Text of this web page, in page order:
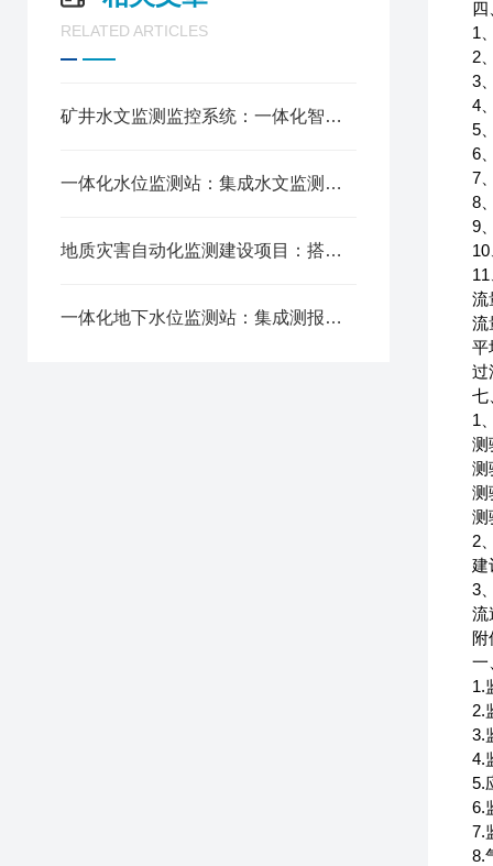
RELATED ARTICLES
矿井水文监测监控系统：一体化智能管控，筑牢矿山防水害安全屏障
一体化水位监测站：集成水文监测功能，实现水域智能值守
地质灾害自动化监测建设项目：搭建水文监测体系，筑牢地质灾害防线
一体化地下水位监测站：集成测报硬件设备，构建智能水文监测体系
四
1
2
3
4
5
6
7
8
9
流
流
平
过
七
1
测
测
测
测
2
建
3
流
附
一
1.
2.
3.
4.
5.
6.
7.
8.